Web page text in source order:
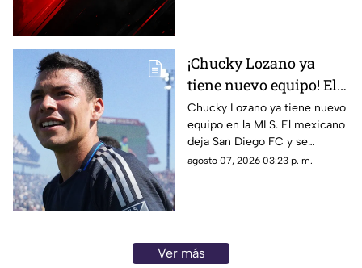
¡Chucky Lozano ya
tiene nuevo equipo! El
mexicano llega a uno
de los grandes de la
MLS
Chucky Lozano ya tiene nuevo
equipo en la MLS. El mexicano
deja San Diego FC y se
incorpora oficialmente al LA
agosto 07, 2026 03:23 p. m.
Ver más